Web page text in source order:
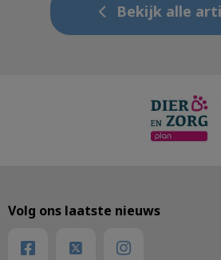
Bekijk alle
Volg ons laatste nieuws